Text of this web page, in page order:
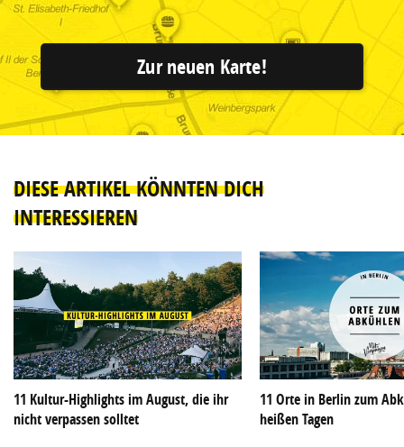
Zur neuen Karte!
DIESE ARTIKEL KÖNNTEN DICH
INTERESSIEREN
11 Kultur-Highlights im August, die ihr
nicht verpassen solltet
11 Orte in Berlin zum
heißen Tagen